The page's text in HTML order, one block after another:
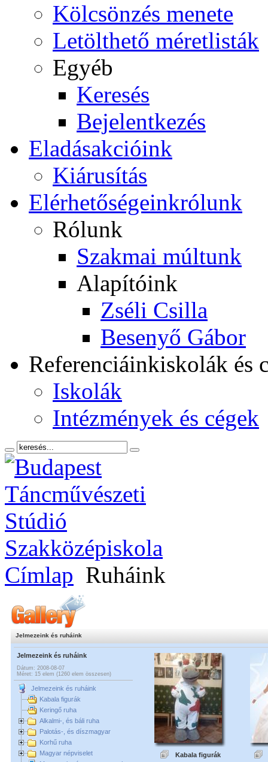
Kölcsönzés menete
Letölthető méretlisták
Egyéb
Keresés
Bejelentkezés
Eladásakcióink
Kiárusítás
Elérhetőségeinkrólunk
Rólunk
Szakmai múltunk
Alapítóink
Zséli Csilla
Besenyő Gábor
Referenciáinkiskolák és
Iskolák
Intézmények és cégek
Címlap Ruháink
Jelmezeink és ruháink
Jelmezeink és ruháink
Dátum: 2008-08-07
Méret: 15 elem (1260 elem összesen)
Jelmezeink és ruháink
Kabala figurák
Keringő ruha
Alkalmi-, és báli ruha
Palotás-, és díszmagyar
Korhű ruha
Magyar népviselet
Kabala figurák